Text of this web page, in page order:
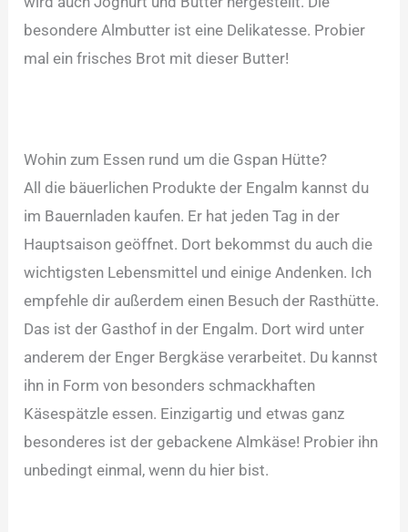
besondere Almbutter ist eine Delikatesse. Probier
mal ein frisches Brot mit dieser Butter!
Wohin zum Essen rund um die Gspan Hütte?
All die bäuerlichen Produkte der Engalm kannst du
im Bauernladen kaufen. Er hat jeden Tag in der
Hauptsaison geöffnet. Dort bekommst du auch die
wichtigsten Lebensmittel und einige Andenken. Ich
empfehle dir außerdem einen Besuch der Rasthütte.
Das ist der Gasthof in der Engalm. Dort wird unter
anderem der Enger Bergkäse verarbeitet. Du kannst
ihn in Form von besonders schmackhaften
Käsespätzle essen. Einzigartig und etwas ganz
besonderes ist der gebackene Almkäse! Probier ihn
unbedingt einmal, wenn du hier bist.